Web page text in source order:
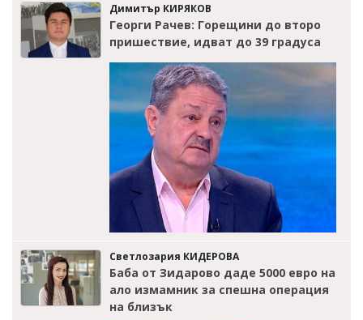
Димитър КИРЯКОВ
Георги Рачев: Горещини до второ
пришествие, идват до 39 градуса
Светлозария КИДЕРОВА
Баба от Зидарово даде 5000 евро на
ало измамник за спешна операция
на близък